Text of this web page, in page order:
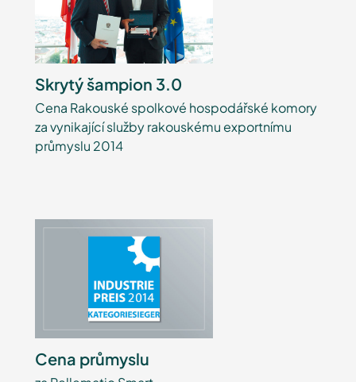
Skrytý šampion 3.0
Cena Rakouské spolkové hospodářské komory
za vynikající služby rakouskému exportnímu
průmyslu 2014
Cena průmyslu